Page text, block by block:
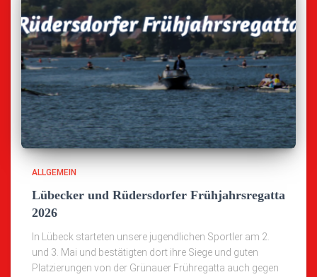
ALLGEMEIN
Lübecker und Rüdersdorfer Frühjahrsregatta
2026
In Lübeck starteten unsere jugendlichen Sportler am 2.
und 3. Mai und bestätigten dort ihre Siege und guten
Platzierungen von der Grünauer Frühregatta auch gegen